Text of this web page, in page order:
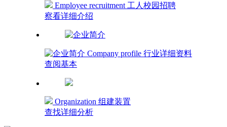
Employee recruitment 工人校园招聘
察看详细介绍
Company profile 行业详细资料
查阅基本
Organization 组建装置
查找详细分析